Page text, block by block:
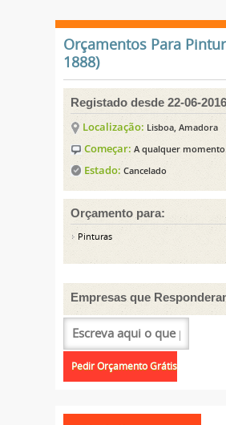
Orçamentos Para
1888)
Registado desde 22-06-2016
Localização: Lisboa, Amadora
Começar: A qualquer momento
Estado: Cancelado
Orçamento para:
Pinturas
Empresas que